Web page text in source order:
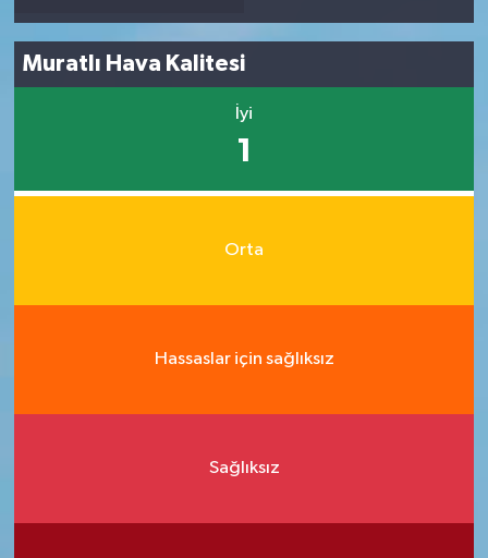
Muratlı Hava Kalitesi
İyi
1
Orta
Hassaslar için sağlıksız
Sağlıksız